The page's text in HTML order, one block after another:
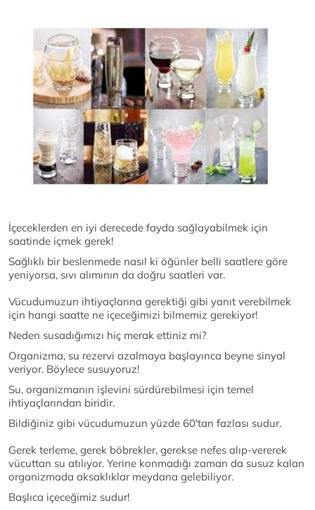
İçeceklerden en iyi derecede fayda sağlayabilmek için
saatinde içmek gerek!
Sağlıklı bir beslenmede nasıl ki öğünler belli saatlere göre
yeniyorsa, sıvı alımının da doğru saatleri var.
Vücudumuzun ihtiyaçlarına gerektiği gibi yanıt verebilmek
için hangi saatte ne içeceğimizi bilmemiz gerekiyor!
Neden susadığımızı hiç merak ettiniz mi?
Organizma, su rezervi azalmaya başlayınca beyne sinyal
veriyor. Böylece susuyoruz!
Su, organizmanın işlevini sürdürebilmesi için temel
ihtiyaçlarından biridir.
Bildiğiniz gibi vücudumuzun yüzde 60'tan fazlası sudur.
Gerek terleme, gerek böbrekler, gerekse nefes alıp-vererek
vücuttan su atılıyor. Yerine konmadığı zaman da susuz kalan
organizmada aksaklıklar meydana gelebiliyor.
Başlıca içeceğimiz sudur!